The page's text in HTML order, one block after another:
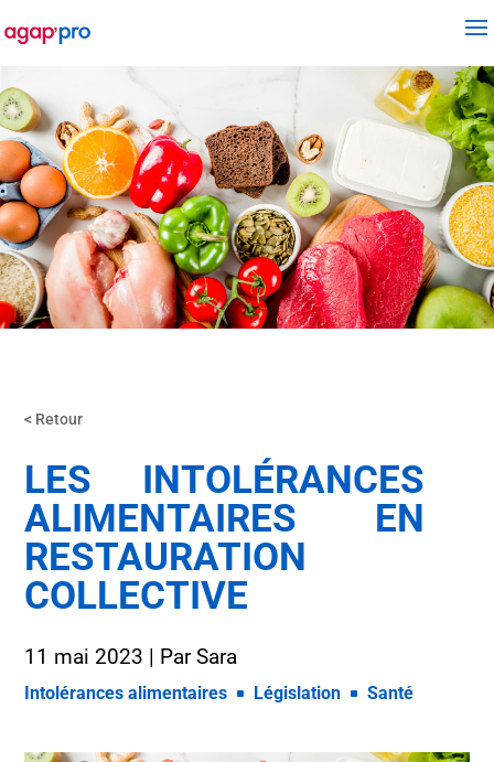
< Retour
LES INTOLÉRANCES
ALIMENTAIRES EN
RESTAURATION
COLLECTIVE
11 mai 2023 | ParSara
Intolérances alimentaires Législation Santé